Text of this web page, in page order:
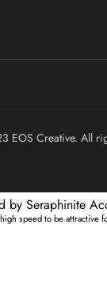
EOS Creative. All
by Seraphinite
speed to be attractive